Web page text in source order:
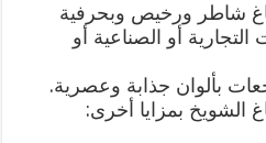
شاطر ورخيص وبحرفية
أو الصناعية أو
بألوان جذابة وعصرية.
الشويخ بمزايا أخرى: